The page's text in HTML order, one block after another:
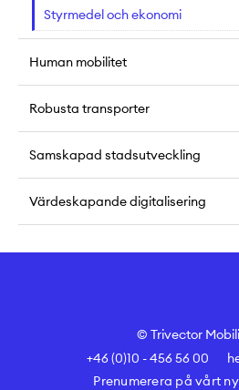
Styrmedel och ekonomi
Human mobilitet
Robusta transporter
Samskapad stadsutveckling
Värdeskapande digitalisering
© Trivector
+46 (0)10 - 456 56 00
Prenumerera på vårt